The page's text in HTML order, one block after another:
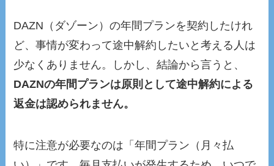
DAZN（ダゾーン）の年間プランを契約したけれ
ど、事情が変わって途中解約したいと考える人は
少なくありません。しかし、結論から言うと、
DAZNの年間プランは原則として途中解約による
返金は認められません。
特に注意が必要なのは「年間プラン（月々払